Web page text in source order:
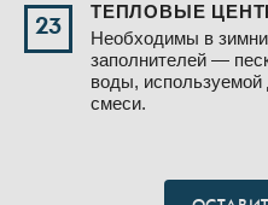
23
ТЕПЛОВЫЕ
Необходимы в
заполнителей —
воды, используемой
смеси.